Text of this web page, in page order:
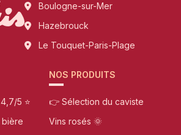
Boulogne-sur-Mer
Hazebrouck
Le Touquet-Paris-Plage
5 ⭐
bière
NOS PRODUITS
👉 Sélection du caviste
Vins rosés 🌞